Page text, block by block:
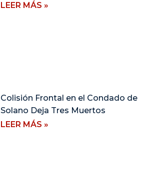
LEER MÁS »
Colisión Frontal en el Condado de
Solano Deja Tres Muertos
LEER MÁS »